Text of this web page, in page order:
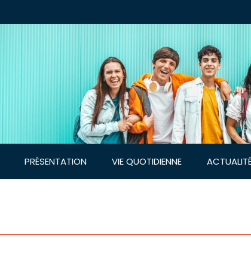
PRÉSENTATION VIE QUOTIDIENNE